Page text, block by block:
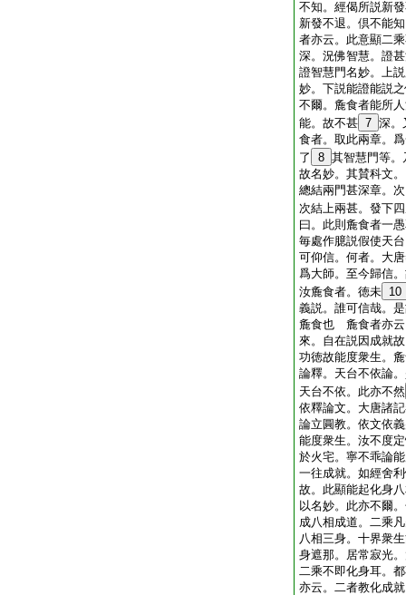
不知。經偈所説新
新發不退。倶不能
者亦云。此意顯二
深。況佛智慧。證
證智慧門名妙。上
妙。下説能證能説
不爾。麁食者能所
能。故不甚 7 深。
食者。取此兩章。
了
8 其智慧門等。
故名妙。其賛科文
總結兩門甚深章。
次結上兩甚。發下
曰。此則麁食者一
毎處作臆説假使天
可仰信。何者。大
爲大師。至今歸信
汝麁食者。徳未 10
義説。誰可信哉。
麁食也 麁食者亦云
來。自在説因成就
功徳故能度衆生。
論釋。天台不依論
天台不依。此亦不然
依釋論文。大唐諸
論立圓教。依文依
能度衆生。汝不度
於火宅。寧不乖論
一往成就。如經舍
故。此顯能起化身
以名妙。此亦不爾
成八相成道。二乘
八相三身。十界衆
身遮那。居常寂光
二乘不即化身耳。
亦云。二者教化成